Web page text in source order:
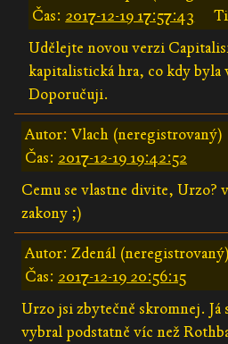
Čas: 2017-12-19 17:57:43
Udělejte novou verzi
kapitalistická hra, co kdy byla
Doporučuji.
Autor: Vlach (neregistrovaný)
Čas: 2017-12-19 19:42:52
Cemu se vlastne divite, Urzo?
zakony ;)
Autor: Zdenál (neregistrovaný)
Čas: 2017-12-19 20:56:15
Urzo jsi zbytečně skromnej. Já
vybral podstatně víc než